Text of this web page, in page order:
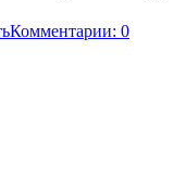
Комментарии: 0